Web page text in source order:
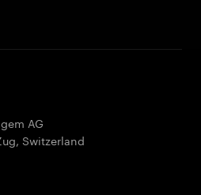
AG
, Switzerland